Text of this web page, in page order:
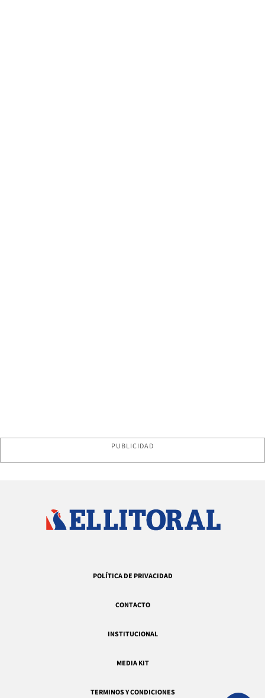
PUBLICIDAD
POLÍTICA DE PRIVACIDAD
CONTACTO
INSTITUCIONAL
MEDIA KIT
TERMINOS Y CONDICIONES